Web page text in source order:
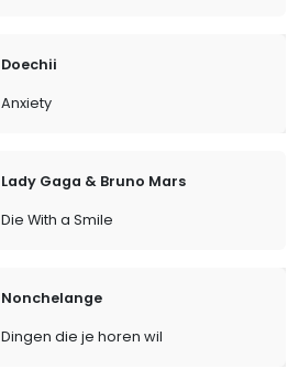
Doechii
Anxiety
Lady Gaga & Bruno Mars
Die With a Smile
Nonchelange
Dingen die je horen wil